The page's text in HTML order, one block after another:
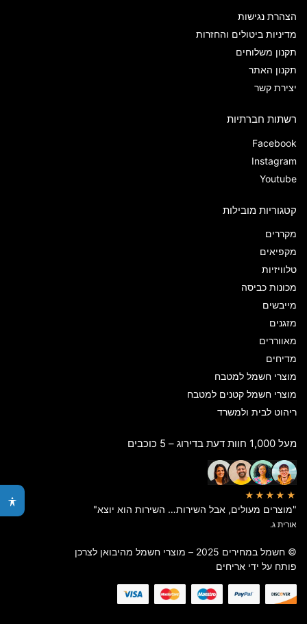
הצהרת נגישות
מדיניות ביטולים והחזרות
תקנון משלוחים
תקנון האתר
יצירת קשר
רשתות חברתיות
Facebook
Instagram
Youtube
קטגוריות מובילות
מקררים
מקפיאים
טלוויזיות
מכונות כביסה
מייבשים
מזגנים
מאווררים
מדיחים
מוצרי חשמל למטבח
מוצרי חשמל קטנים למטבח
ריהוט לבית ולמשרד
מעל 1,000 חוות דעת בדירוג – 5 כוכבים
★★★★★
"מוצרים מעולים, אבל השירות… השירות הוא יוצא"
אורית ג.
© חשמל במחירים 2025 – מוצרי חשמל מהיבואן לצרכן
פותח על ידי אריחים